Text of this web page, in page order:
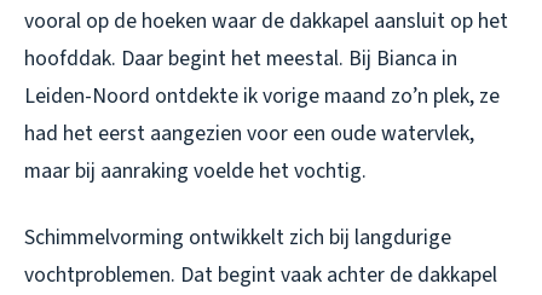
vooral op de hoeken waar de dakkapel aansluit op het
hoofddak. Daar begint het meestal. Bij Bianca in
Leiden-Noord ontdekte ik vorige maand zo’n plek, ze
had het eerst aangezien voor een oude watervlek,
maar bij aanraking voelde het vochtig.
Schimmelvorming ontwikkelt zich bij langdurige
vochtproblemen. Dat begint vaak achter de dakkapel